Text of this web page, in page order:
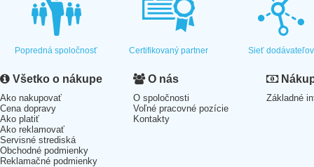
Popredná spoločnosť Certifikovaný partner Sieť dodávateľov
Všetko o nákupe
Ako nakupovať
Cena dopravy
Ako platiť
Ako reklamovať
Servisné strediská
Obchodné podmienky
Reklamačné podmienky
O nás
O spoločnosti
Voľné pracovné pozície
Kontakty
Základné